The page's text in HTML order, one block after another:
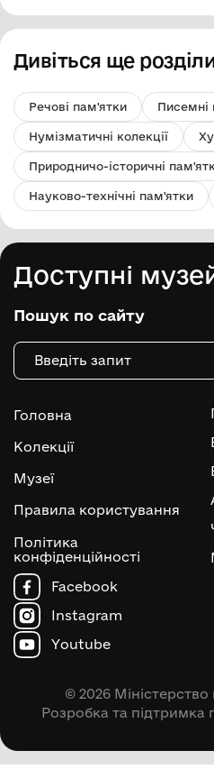
Дивіться ще
Речові пам'ятки Писемні
Нумізматичні колекції
Природничо-історичні
Науково-технічні пам'ятки
Доступні
Пошук по сайту
Головна
Колекції
Музеї
Правила користування
Політика
конфіденційності
Facebook
Instagram
Youtube
© 2026
Розробка та підтримка